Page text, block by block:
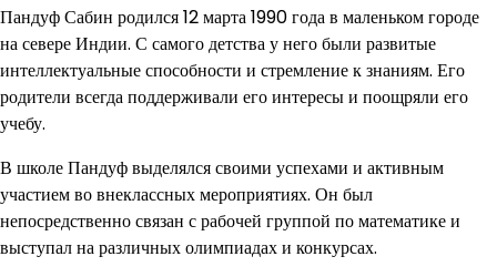
Пандуф Сабин родился 12 марта 1990 года в маленьком городе
на севере Индии. С самого детства у него были развитые
интеллектуальные способности и стремление к знаниям. Его
родители всегда поддерживали его интересы и поощряли его
учебу.
В школе Пандуф выделялся своими успехами и активным
участием во внеклассных мероприятиях. Он был
непосредственно связан с рабочей группой по математике и
выступал на различных олимпиадах и конкурсах.